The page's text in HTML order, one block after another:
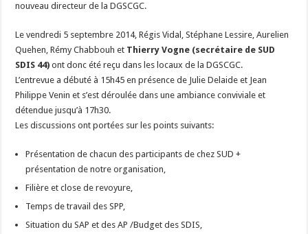
nouveau directeur de la DGSCGC.
Le vendredi 5 septembre 2014, Régis Vidal, Stéphane Lessire, Aurelien
Quehen, Rémy Chabbouh et Thierry Vogne (secrétaire de SUD
SDIS 44) ont donc été reçu dans les locaux de la DGSCGC.
L’entrevue a débuté à 15h45 en présence de Julie Delaide et Jean
Philippe Venin et s’est déroulée dans une ambiance conviviale et
détendue jusqu’à 17h30.
Les discussions ont portées sur les points suivants:
Présentation de chacun des participants de chez SUD +
présentation de notre organisation,
Filière et close de revoyure,
Temps de travail des SPP,
Situation du SAP et des AP /Budget des SDIS,